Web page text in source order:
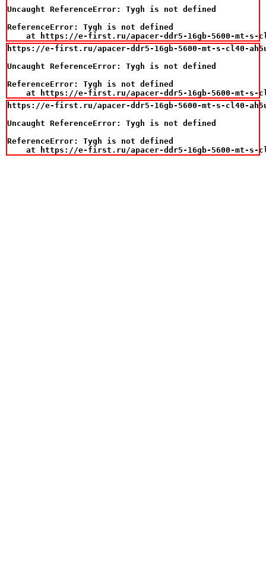
Uncaught ReferenceError: Tygh is not defined
ReferenceError: Tygh is not defined
at https://e-first.ru/apacer-ddr5-16gb-5600-mt-s-
https://e-first.ru/apacer-ddr5-16gb-5600-mt-s-cl40-
Uncaught ReferenceError: Tygh is not defined
ReferenceError: Tygh is not defined
at https://e-first.ru/apacer-ddr5-16gb-5600-mt-s-
https://e-first.ru/apacer-ddr5-16gb-5600-mt-s-cl40-
Uncaught ReferenceError: Tygh is not defined
ReferenceError: Tygh is not defined
at https://e-first.ru/apacer-ddr5-16gb-5600-mt-s-